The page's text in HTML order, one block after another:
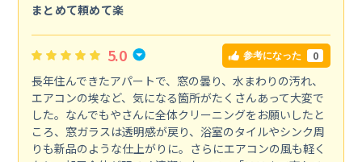
まとめて頼めて楽
5.0 参考になった 0
長年住んできたアパートで、窓の曇り、水まわりの汚れ、
エアコンの埃など、気になる箇所がたくさんあって大変で
した。なんでもやさんに全体クリーニングをお願いしたと
ころ、窓ガラスは透明感が戻り、浴室のタイルやシンク周
りも新品のような仕上がりに。さらにエアコンの風も軽く